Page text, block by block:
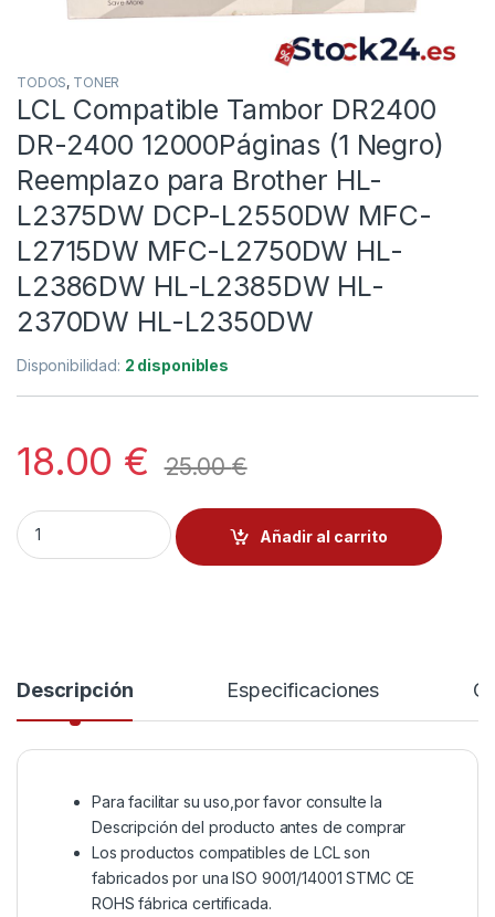
TODOS, TONER
LCL Compatible Tambor DR2400
DR-2400 12000Páginas (1 Negro)
Reemplazo para Brother HL-
L2375DW DCP-L2550DW MFC-
L2715DW MFC-L2750DW HL-
L2386DW HL-L2385DW HL-
2370DW HL-L2350DW
Disponibilidad: 2 disponibles
18.00 € 25.00€
LCL Compatible Tambor DR2400 DR-2400 12000Páginas (1
Añadir al carrito
Descripción Especificaciones
Para facilitar su uso,por favor consulte la
Descripción del producto antes de comprar
Los productos compatibles de LCL son
fabricados por una ISO 9001/14001 STMC CE
ROHS fábrica certificada.